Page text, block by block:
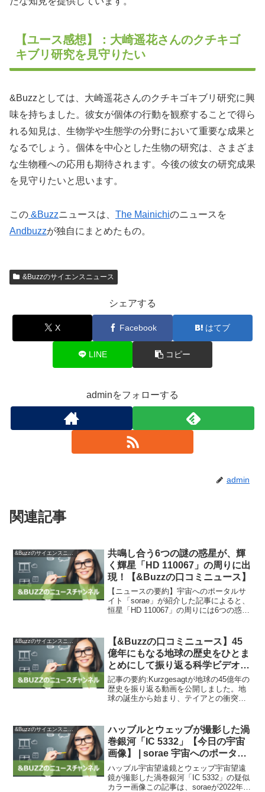
【ユース感想】：大崎遥花さんのクチキゴ
キブリ研究を見守りたい
&Buzzとしては、大崎遥花さんのクチキゴキブリ研究に興
味を持ちました。彼女が個体の行動を観察することで得ら
れる知見は、生物学や生態学の分野において重要な成果と
なるでしょう。個体を中心とした生物の研究は、さまざま
な生物種への応用も期待されます。今後の彼女の研究成果
を見守りたいと思います。
この &Buzzニュースは、 The Mainichiのニュースを
Andbuzzが独自にまとめたもの。
&Buzzのサイエンスニュース
シェアする
X Facebook はてブ
LINE コピー
adminをフォローする
admin
関連記事
&Buzzのサイエンスニュース
共鳴し合う6つの謎の惑星が、輝
く輝星「HD 110067」の周りに出
現！【&Buzzの口コミニュース】
【ニュースの要約】宇宙へのポータルサ
イト「sorae」が紹介した記事によると、
恒星「HD 110067」の周りには6つの惑星
模様が現れることが観測されました。こ
のような...
&Buzzのサイエンスニュース
【&Buzzの口コミニュース】45
億年にもなる地球の歴史をひとま
とめにして振り返る科学ビデオ –
GIGAZINE
記事の要約:Kurzgesagtが地球の45億年の
歴史を振り返る動画を公開しました。地
球の誕生から始まり、テイアとの衝突で
す。地球の歴史を通じて、水の存在や植
物の進化な...
&Buzzのサイエンスニュース
ハッブルとウェッブが撮影した渦
巻銀河「IC 5332」【今日の宇宙
画像】 | sorae 宇宙へのポータル
サイト
ハッブル宇宙望遠鏡とウェッブ宇宙望遠
鏡が撮影した渦巻銀河「IC 5332」の疑似
カラー画像この記事は、soraeが2022年9